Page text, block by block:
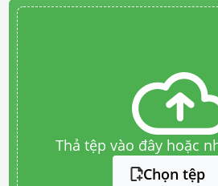
Thả tệp vào đây hoặc
Chọn tệp